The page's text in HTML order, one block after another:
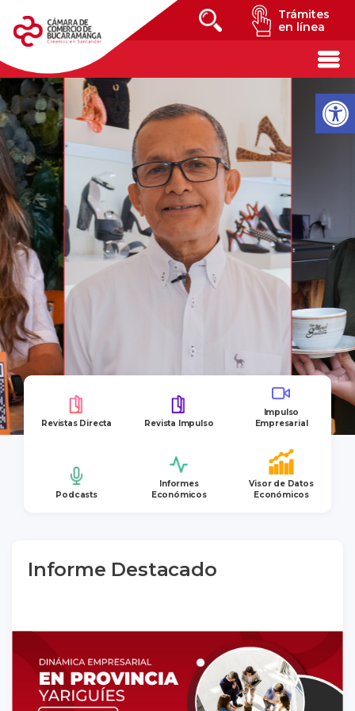
Trámites
en línea
Revistas Directa Revista Impulso
Impulso
Empresarial
Podcasts
Informes
Económicos
Visor de Datos
Económicos
Informe Destacado